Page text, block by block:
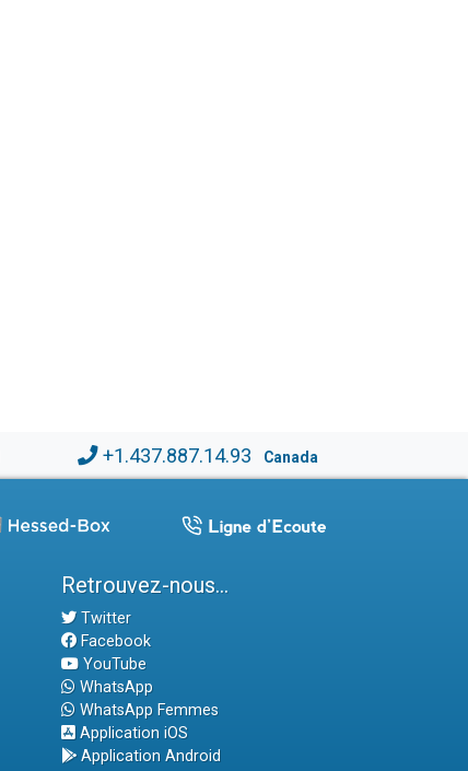
+1.437.887.14.93 Canada
Retrouvez-nous...
Twitter
Facebook
YouTube
WhatsApp
WhatsApp Femmes
Application iOS
Application Android